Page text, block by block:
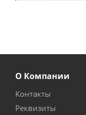
О Компании
Контакты
Реквизиты